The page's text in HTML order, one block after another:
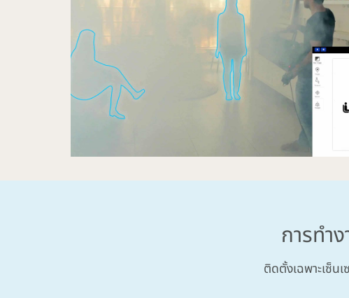
การทำ
ติดตั้งเฉพาะเซ็น